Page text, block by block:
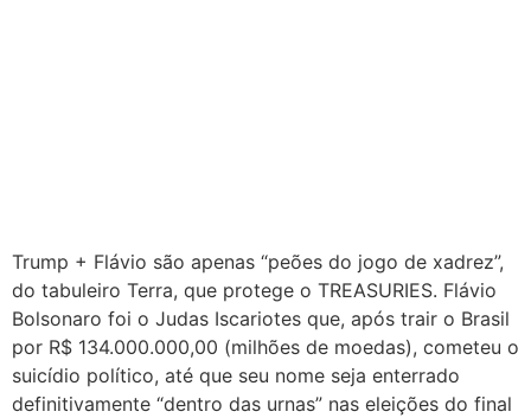
Trump + Flávio são apenas “peões do jogo de xadrez”,
do tabuleiro Terra, que protege o TREASURIES. Flávio
Bolsonaro foi o Judas Iscariotes que, após trair o Brasil
por R$ 134.000.000,00 (milhões de moedas), cometeu o
suicídio político, até que seu nome seja enterrado
definitivamente “dentro das urnas” nas eleições do final